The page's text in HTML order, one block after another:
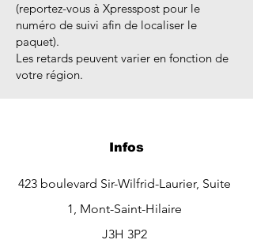
(reportez-vous à Xpresspost pour le
numéro de suivi afin de localiser le
paquet).
Les retards peuvent varier en fonction de
votre région.
Infos
423 boulevard Sir-Wilfrid-Laurier, Suite
1, Mont-Saint-Hilaire
J3H 3P2